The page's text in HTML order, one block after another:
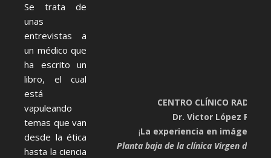
Se trata de
unas
entrevistas a
un médico que
ha escrito un
libro, el cual
está
vapuleando
temas que van
desde la ética
hasta la ciencia
CENTRO CLÍNICO
Dr. Victor López
¡La experiencia en imágenes
Planta baja de la clínica Virgen de